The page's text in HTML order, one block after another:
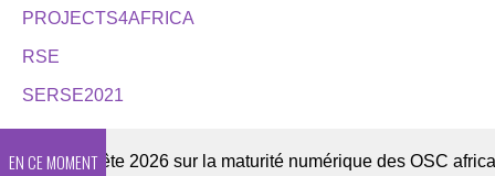
PROJECTS4AFRICA
RSE
SERSE2021
EN CE MOMENT
Enquête 2026 sur la maturité numérique des OSC africaines